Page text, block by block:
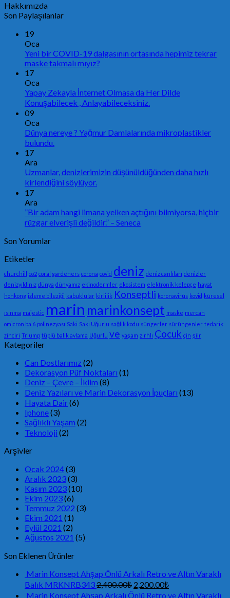
Hakkımızda
Son Paylaşılanlar
19
Oca
Yeni bir COVID-19 dalgasının ortasında hepimiz tekrar
maske takmalı mıyız?
17
Oca
Yapay Zekayla İnternet Olmasa da Her Dilde
Konuşabilecek , Anlayabileceksiniz.
09
Oca
Dünya nereye ? Yağmur Damlalarında mikroplastikler
bulundu.
17
Ara
Uzmanlar, denizlerimizin düşünüldüğünden daha hızlı
kirlendiğini söylüyor.
17
Ara
”Bir adam hangi limana yelken açtığını bilmiyorsa, hiçbir
rüzgar elverişli değildir.” – Seneca
Son Yorumlar
Etiketler
churchill co2 coral gardeners corona covid deniz deniz canlıları denizler
denizyıldınız dünya dünyamız ekinodermler ekosistem elektronik kelepçe hayat
honkong izleme bileziği kabuklular kirlilik Konseptli koronavirüs kovid küresel
ısınma majestic marin marinkonsept maske mercan
omicron ba.6 polinezyası Saki Saki Uğurlu sağlık kodu süngerler sürüngenler tedarik
zinciri Triump tüplü balık avlama Uğurlu ve yaşam zırhlı Çocuk çin şiir
Kategoriler
Can Dostlarımız (2)
Dekorasyon Püf Noktaları (1)
Deniz – Çevre – İklim (8)
Deniz Yazıları ve Marin Dekorasyon İpuçları (13)
Hayata Dair(6)
Iphone(3)
Sağlıklı Yaşam (2)
Teknoloji (2)
Arşivler
Ocak 2024(3)
Aralık 2023(3)
Kasım 2023(10)
Ekim 2023(6)
Temmuz 2022 (3)
Ekim 2021 (1)
Eylül 2021 (2)
Ağustos 2021 (5)
Son Eklenen Ürünler
Marin Konsept Ahşap Önlü Arkalı Retro ve Altın Varaklı
Balık MRKNRB3432,400.00₺ 2,200.00₺
Marin Konsept Ahşap Arkalı Önlü Retro ve Altın Varaklı